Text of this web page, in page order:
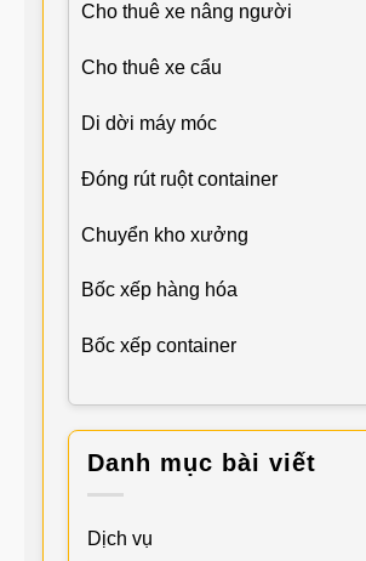
Cho thuê xe nâng người
Cho thuê xe cẩu
Di dời máy móc
Đóng rút ruột container
Chuyển kho xưởng
Bốc xếp hàng hóa
Bốc xếp container
Danh mục bài viết
Dịch vụ